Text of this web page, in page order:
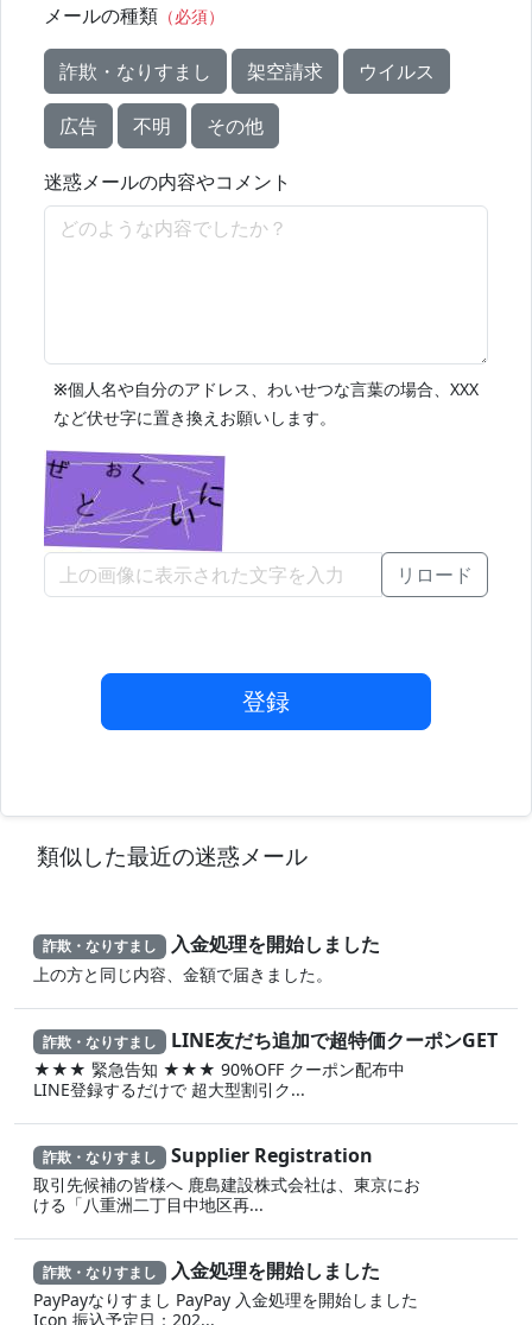
メールの種類 （必須）
詐欺・なりすまし 架空請求 ウイルス
広告 不明 その他
迷惑メールの内容やコメント
※個人名や自分のアドレス、わいせつな言葉の場合、XXX
など伏せ字に置き換えお願いします。
リロード
登録
類似した最近の迷惑メール
詐欺・なりすまし 入金処理を開始しました
上の方と同じ内容、金額で届きました。
詐欺・なりすまし LINE友だち追加で超特価クーポンGET
★★★ 緊急告知 ★★★ 90%OFF クーポン配布中
LINE登録するだけで 超大型割引ク...
詐欺・なりすまし Supplier Registration
取引先候補の皆様へ 鹿島建設株式会社は、東京にお
ける「八重洲二丁目中地区再...
詐欺・なりすまし 入金処理を開始しました
PayPayなりすまし PayPay 入金処理を開始しました
Icon 振込予定日：202...